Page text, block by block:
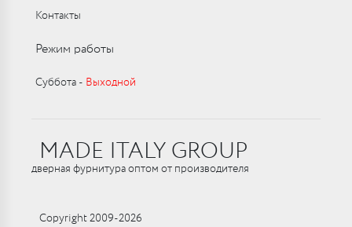
Контакты
Режим работы
Суббота ‑ Выходной
MADE ITALY GROUP
дверная фурнитура оптом от производителя
Copyright 2009-2026